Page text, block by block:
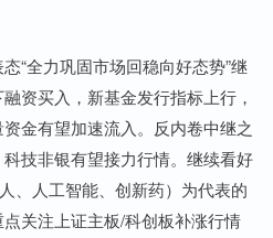
全力巩固市场回稳向好态势”继
资买入，新基金发行指标上行，
金有望加速流入。反内卷中继之
技非银有望接力行情。继续看好
、人工智能、创新药）为代表的
关注上证主板/科创板补涨行情